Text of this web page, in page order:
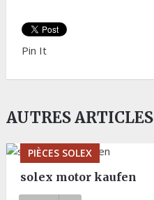
Pin It
AUTRES ARTICLES
PIÈCES SOLEX
solex motor kaufen